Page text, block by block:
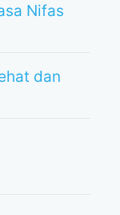
Nifas
dan